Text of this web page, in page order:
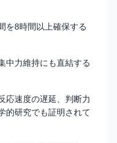
を8時間以上確保する
中力維持にも直結する
応速度の遅延、判断力
的研究でも証明されて